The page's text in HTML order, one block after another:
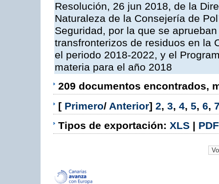
Resolución, 26 jun 2018, de la
Naturaleza de la Consejería de
Seguridad, por la que se
transfronterizos de residuos en la
el periodo 2018-2022, y el
materia para el año 2018
209 documentos encontrados,
[ Primero/ Anterior] 2, 3, 4, 5, 6,
Tipos de exportación: XLS | PDF